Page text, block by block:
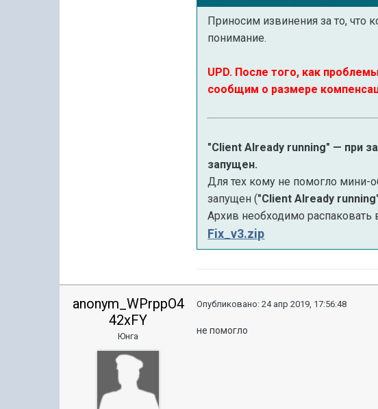
Приносим извинения за то, что
понимание.
UPD. После того, как
сообщим о размере
"Client Already running" — при
запущен.
Для тех кому не помогло мини-
запущен ("Client Already
Архив необходимо
Fix_v3.zip
anonym_WPrppO4
42xFY
Юнга
Опубликовано:24 апр 2019, 17:56:48
не помогло